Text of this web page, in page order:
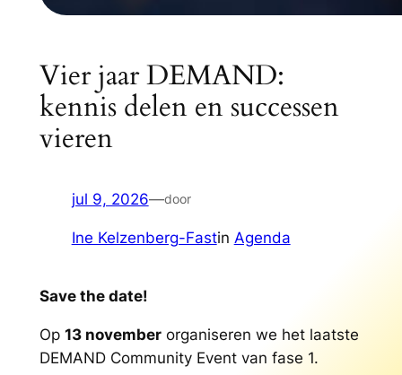
Vier jaar DEMAND:
kennis delen en successen
vieren
jul 9, 2026—door
Ine Kelzenberg-Fastin Agenda
Save the date!
Op 13 novemberorganiseren we het laatste
DEMAND Community Event van fase 1.